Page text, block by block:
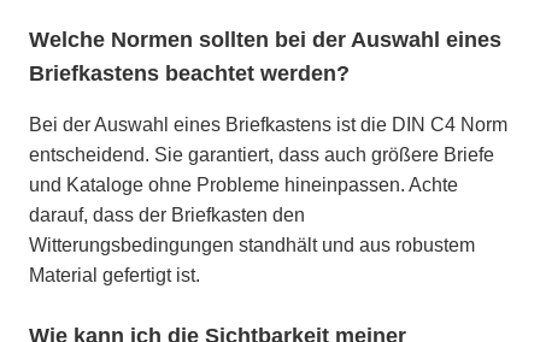
Welche Normen sollten bei der Auswahl eines
Briefkastens beachtet werden?
Bei der Auswahl eines Briefkastens ist die DIN C4 Norm
entscheidend. Sie garantiert, dass auch größere Briefe
und Kataloge ohne Probleme hineinpassen. Achte
darauf, dass der Briefkasten den
Witterungsbedingungen standhält und aus robustem
Material gefertigt ist.
Wie kann ich die Sichtbarkeit meiner